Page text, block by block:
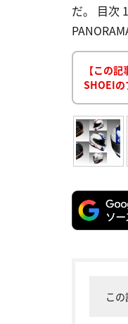
だ。 目次
【この
SHOEIの
こ